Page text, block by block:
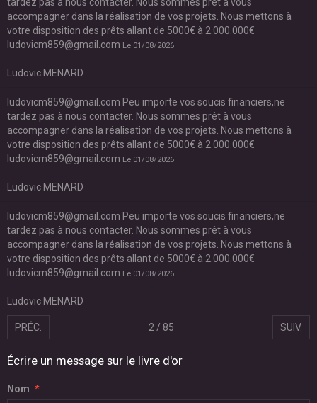
accompagner dans la réalisation de vos projets. Nous mettons à
votre disposition des prêts allant de 5000€ à 2.000.000€
ludovicm859@gmail.com Le 01/08/2026
Ludovic MENARD
ludovicm859@gmail.com Peu importe vos soucis financiers,ne
tardez pas à nous contacter. Nous sommes prêt à vous
accompagner dans la réalisation de vos projets. Nous mettons à
votre disposition des prêts allant de 5000€ à 2.000.000€
ludovicm859@gmail.com Le 01/08/2026
Ludovic MENARD
ludovicm859@gmail.com Peu importe vos soucis financiers,ne
tardez pas à nous contacter. Nous sommes prêt à vous
accompagner dans la réalisation de vos projets. Nous mettons à
votre disposition des prêts allant de 5000€ à 2.000.000€
ludovicm859@gmail.com Le 01/08/2026
Ludovic MENARD
PRÉC. 2 / 85 SUIV.
Écrire un message sur le livre d'or
Nom